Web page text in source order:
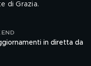
di Grazia.
in diretta da